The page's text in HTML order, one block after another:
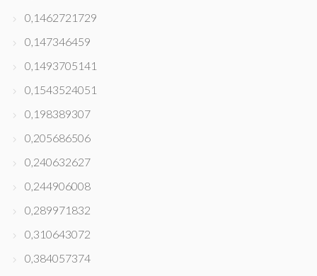
0,1462721729
0,147346459
0,1493705141
0,1543524051
0,198389307
0,205686506
0,240632627
0,244906008
0,289971832
0,310643072
0,384057374